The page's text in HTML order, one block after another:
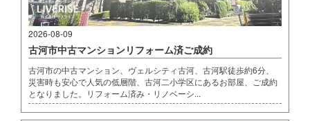
2026-08-09
古河市中古マンションリフォーム済ご成約
古河市の中古マンション、ヴェルシティ古河、古河駅徒歩約6分、
災害時も安心で人気の低層階、古河二小学区にあるお部屋、ご成約
となりました。リフォーム済み・リノベーシ...